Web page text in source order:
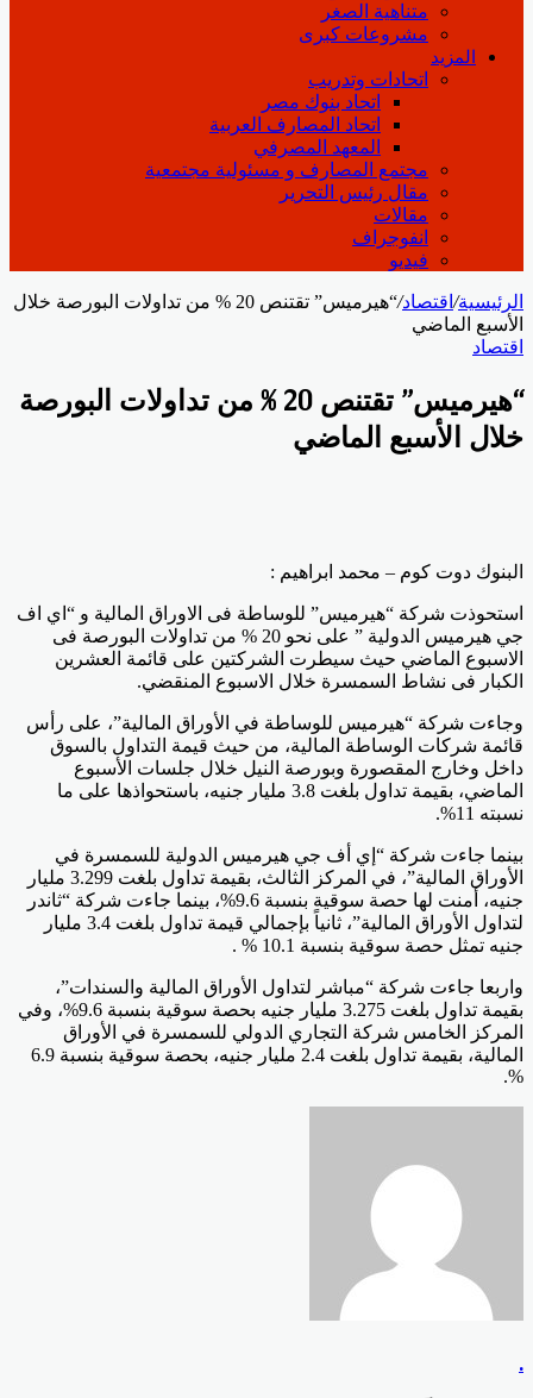
متناهية الصغر
مشروعات كبرى
المزيد
اتحادات وتدريب
اتحاد بنوك مصر
اتحاد المصارف العربية
المعهد المصرفي
مجتمع المصارف و مسئولية مجتمعية
مقال رئيس التحرير
مقالات
انفوجراف
فيديو
الرئيسية/اقتصاد/
“هيرميس” تقتنص 20 % من تداولات البورصة خلال
الأسبع الماضي
اقتصاد
“هيرميس” تقتنص 20 % من تداولات البورصة
خلال الأسبع الماضي
البنوك دوت كوم – محمد ابراهيم :
استحوذت شركة “هيرميس” للوساطة فى الاوراق المالية و “اي اف
جي هيرميس الدولية ” على نحو 20 % من تداولات البورصة فى
الاسبوع الماضي حيث سيطرت الشركتين على قائمة العشرين
الكبار فى نشاط السمسرة خلال الاسبوع المنقضي.
وجاءت شركة “هيرميس للوساطة في الأوراق المالية”، على رأس
قائمة شركات الوساطة المالية، من حيث قيمة التداول بالسوق
داخل وخارج المقصورة وبورصة النيل خلال جلسات الأسبوع
الماضي، بقيمة تداول بلغت 3.8 مليار جنيه، باستحواذها على ما
نسبته 11%.
بينما جاءت شركة “إي أف جي هيرميس الدولية للسمسرة في
الأوراق المالية”، في المركز الثالث، بقيمة تداول بلغت 3.299 مليار
جنيه، أمنت لها حصة سوقية بنسبة 9.6%، بينما جاءت شركة “ثاندر
لتداول الأوراق المالية”، ثانياً بإجمالي قيمة تداول بلغت 3.4 مليار
جنيه تمثل حصة سوقية بنسبة 10.1 % .
واربعا جاءت شركة “مباشر لتداول الأوراق المالية والسندات”،
بقيمة تداول بلغت 3.275 مليار جنيه بحصة سوقية بنسبة 9.6%، وفي
المركز الخامس شركة التجاري الدولي للسمسرة في الأوراق
المالية، بقيمة تداول بلغت 2.4 مليار جنيه، بحصة سوقية بنسبة 6.9
%.